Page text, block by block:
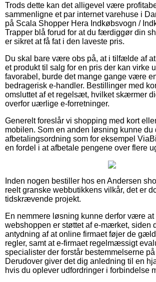
Trods dette kan det alligevel være
sammenligne et par internet varehuse i
på Scala Shopper Hera Indkøbsvogn /
Trapper blå forud for at du færdiggør din
er sikret at få fat i den laveste pris.
Du skal bare være obs på, at i tilfælde af
et produkt til salg for en pris der kan virke
favorabel, burde det mange gange være
bedragerisk e-handler. Bestillinger med
omsluttet af et regelsæt, hvilket skærmer
overfor uærlige e-forretninger.
Generelt foreslår vi shopping med kort
mobilen. Som en anden løsning kunne du
afbetalingsordning som for eksempel
en fordel i at afbetale pengene over flere
Inden nogen bestiller hos en Andersen
reelt granske webbutikkens vilkår, det er
tidskrævende projekt.
En nemmere løsning kunne derfor være at
webshoppen er støttet af e-mærket, siden
antydning af at online firmaet føjer de
regler, samt at e-firmaet regelmæssigt
specialister der forstår bestemmelserne
Derudover giver det dig anledning til en
hvis du oplever udfordringer i forbindelse